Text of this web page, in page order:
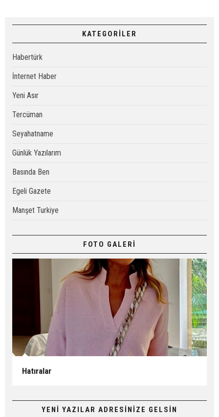
KATEGORİLER
Habertürk
İnternet Haber
Yeni Asır
Tercüman
Seyahatname
Günlük Yazılarım
Basında Ben
Egeli Gazete
Manşet Turkiye
FOTO GALERİ
Hatıralar
YENİ YAZILAR ADRESİNİZE GELSİN